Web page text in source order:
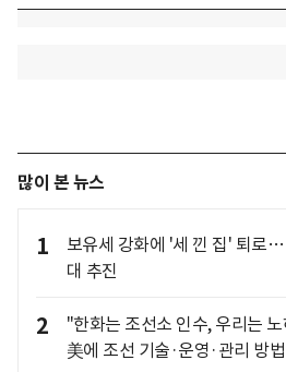
많이 본 뉴스
1
보유세 강화에 '세 낀 집' 퇴로
대 추진
2
"한화는 조선소 인수, 우리는
美에 조선 기술·운영·관리 방